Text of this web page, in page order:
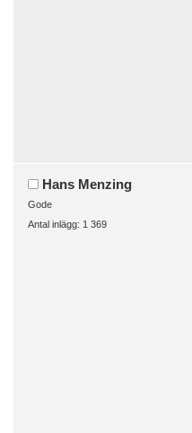
Hans Menzing
Gode
Antal inlägg: 1 369